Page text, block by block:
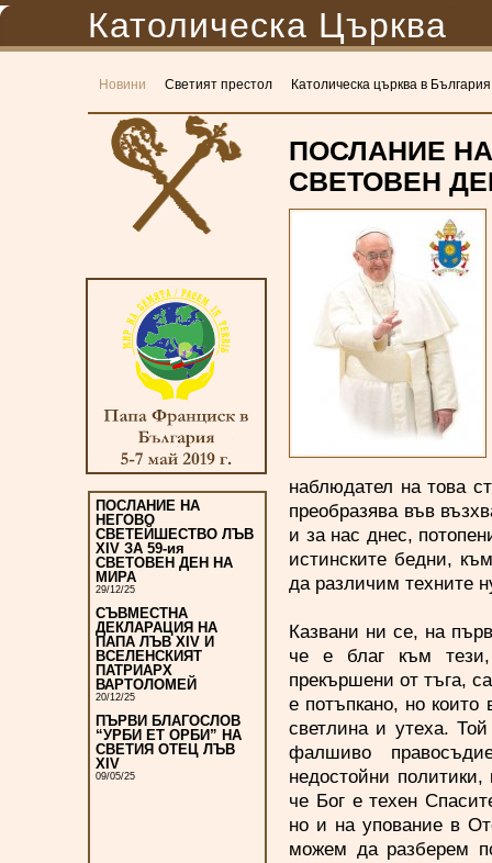
Католическа Църква
Новини Светият престол Католическа църква в България
ПОСЛАНИЕ НА
НЕГОВО
СВЕТЕЙШЕСТВО ЛЪВ
XIV ЗА 59-ия
СВЕТОВЕН ДЕН НА
МИРА
29/12/25
СЪВМЕСТНА
ДЕКЛАРАЦИЯ НА
ПАПА ЛЪВ XIV И
ВСЕЛЕНСКИЯТ
ПАТРИАРХ
ВАРТОЛОМЕЙ
20/12/25
ПЪРВИ БЛАГОСЛОВ
“УРБИ ЕТ ОРБИ” НА
СВЕТИЯ ОТЕЦ ЛЪВ
XIV
09/05/25
ПОСЛАНИЕ
СВЕТОВЕН
наблюдател на това
преобразява във
и за нас днес,
истинските бедни,
да различим техните
Казвани ни се, на
че е благ към
прекършени от тъга,
е потъпкано, но които
светлина и утеха.
фалшиво
недостойни
че Бог е техен
но и на упование в
можем да разберем